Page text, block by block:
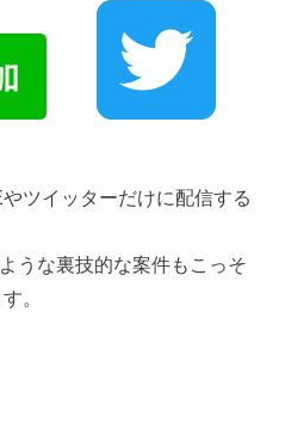
ツイッターだけに配信する
うな裏技的な案件もこっそ
。